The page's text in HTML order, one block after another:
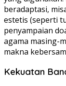
beradaptasi,
estetis (seperti
penyampaian
agama masing-
makna
Kekuatan